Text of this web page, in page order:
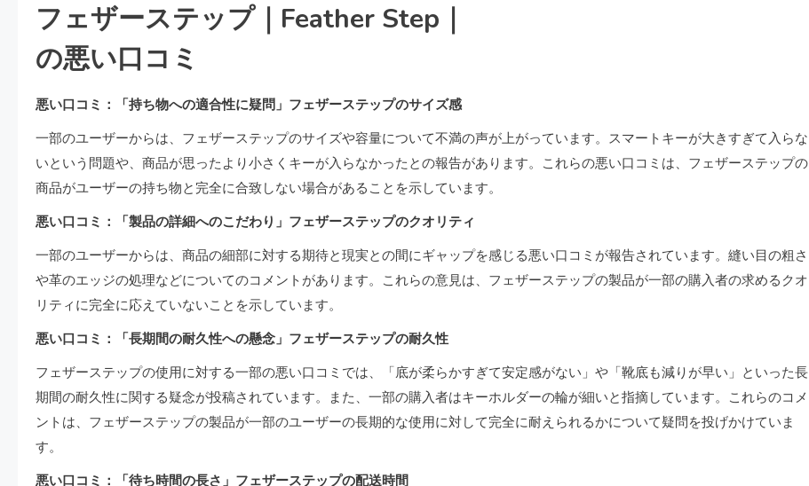
フェザーステップ｜Feather Step｜
の悪い口コミ
悪い口コミ：「持ち物への適合性に疑問」フェザーステップのサイズ感
一部のユーザーからは、フェザーステップのサイズや容量について不満の声が上がっています。スマートキーが大きすぎて入らな
いという問題や、商品が思ったより小さくキーが入らなかったとの報告があります。これらの悪い口コミは、フェザーステップの
商品がユーザーの持ち物と完全に合致しない場合があることを示しています。
悪い口コミ：「製品の詳細へのこだわり」フェザーステップのクオリティ
一部のユーザーからは、商品の細部に対する期待と現実との間にギャップを感じる悪い口コミが報告されています。縫い目の粗さ
や革のエッジの処理などについてのコメントがあります。これらの意見は、フェザーステップの製品が一部の購入者の求めるクオ
リティに完全に応えていないことを示しています。
悪い口コミ：「長期間の耐久性への懸念」フェザーステップの耐久性
フェザーステップの使用に対する一部の悪い口コミでは、「底が柔らかすぎて安定感がない」や「靴底も減りが早い」といった長
期間の耐久性に関する疑念が投稿されています。また、一部の購入者はキーホルダーの輪が細いと指摘しています。これらのコメ
ントは、フェザーステップの製品が一部のユーザーの長期的な使用に対して完全に耐えられるかについて疑問を投げかけていま
す。
悪い口コミ：「待ち時間の長さ」フェザーステップの配送時間